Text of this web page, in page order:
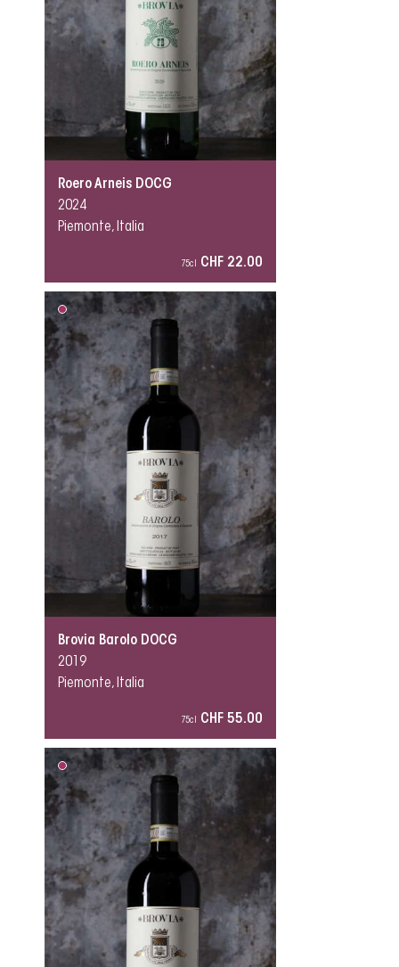
Roero Arneis DOCG
2024
Piemonte, Italia
75cl CHF 22.00
Brovia Barolo DOCG
2019
Piemonte, Italia
75cl CHF 55.00